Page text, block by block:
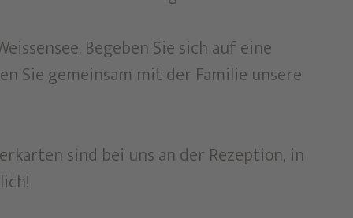
Begeben Sie sich auf eine
Sie gemeinsam mit der Familie unsere
sind bei uns an der Rezeption, in